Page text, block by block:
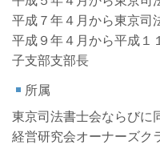
平成７年４月から東京司
平成９年４月から平成１
子支部支部長
所属
東京司法書士会ならびに
経営研究会オーナーズク